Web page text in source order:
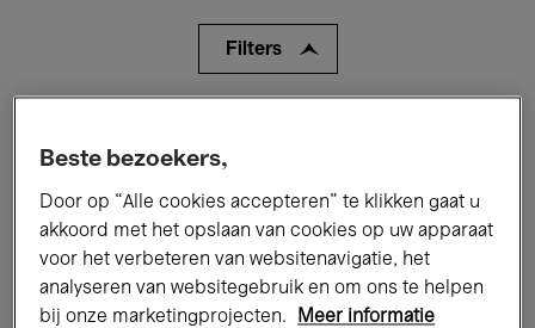
Filters
Performances Lezingen & Debatten
Jazz Klassieke Muziek Global Music
Beste bezoekers,
Door op “Alle cookies accepteren” te klikken gaat u
akkoord met het opslaan van cookies op uw apparaat
voor het verbeteren van websitenavigatie, het
analyseren van websitegebruik en om ons te helpen
bij onze marketingprojecten.
Meer informatie